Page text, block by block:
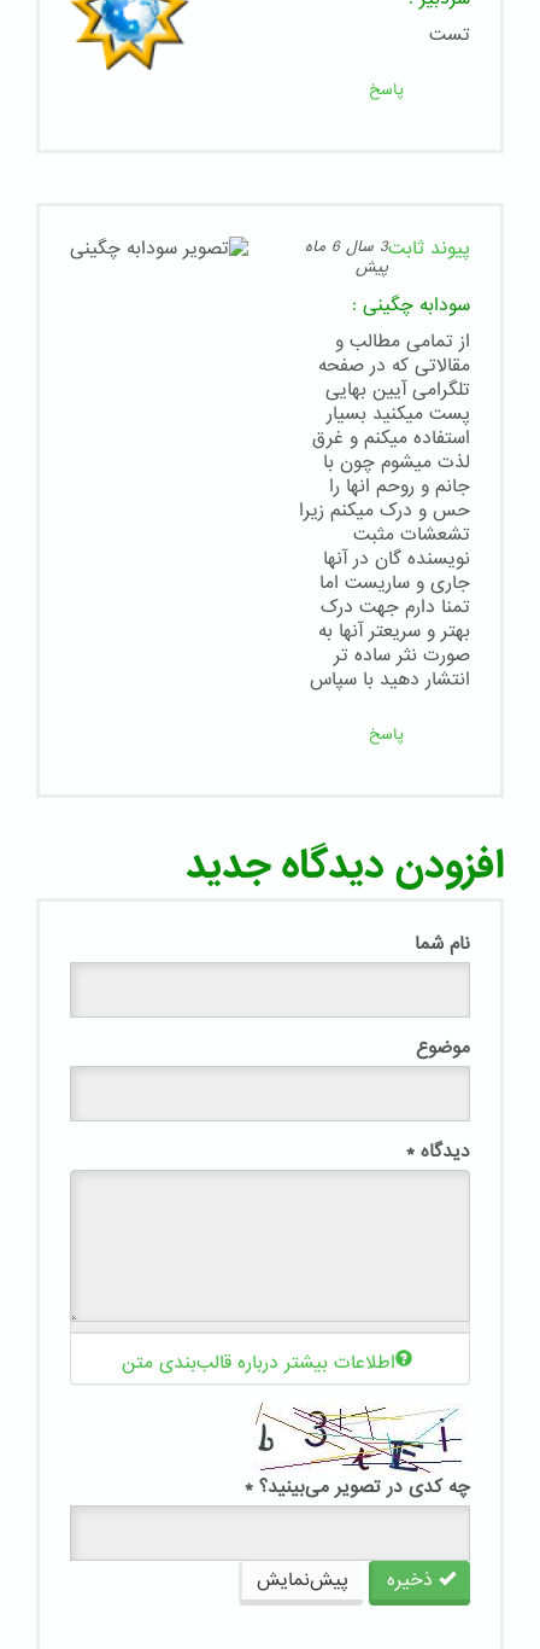
تست
پاسخ
پیوند ثابت
3 سال 6 ماه
پیش
سودابه چگینی :
از تمامی مطالب و
مقالاتی که در صفحه
تلگرامی آیین بهایی
پست میکنید بسیار
استفاده میکنم و غرق
لذت میشوم چون با
جانم و روحم انها را
حس و درک میکنم زیرا
تشعشات مثبت
نویسنده گان در آنها
جاری و ساریست اما
تمنا دارم جهت درک
بهتر و سریعتر آنها به
صورت نثر ساده تر
انتشار دهید با سپاس
پاسخ
افزودن دیدگاه جدید
نام شما
موضوع
دیدگاه *
اطلاعات بیشتر درباره قالب‌بندی متن
چه کدی در تصویر می‌بینید؟ *
ذخیره پیش‌نمایش